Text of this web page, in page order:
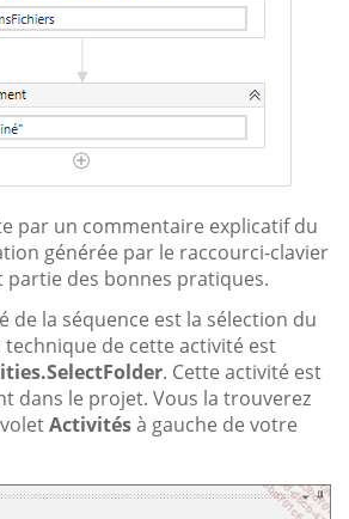
par un commentaire explicatif du
générée par le raccourci-clavier
partie des bonnes pratiques.
de la séquence est la sélection du
de cette activité est
. Cette activité est
dans le projet. Vous la trouverez
Activitésà gauche de votre